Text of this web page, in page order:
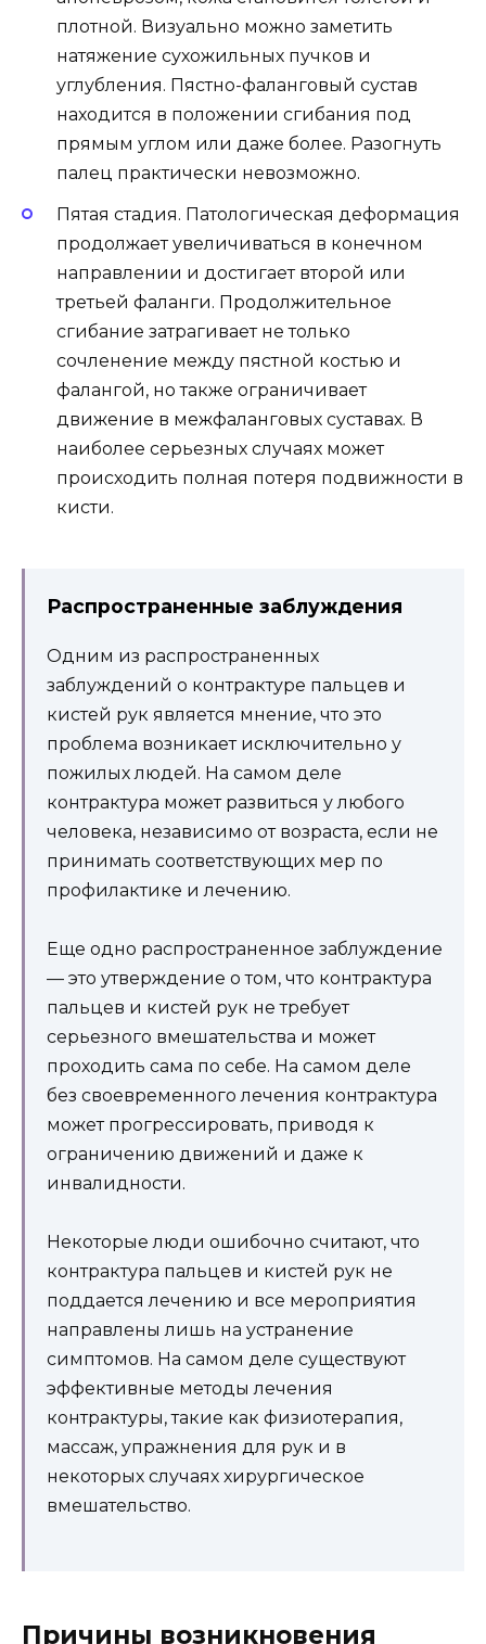
плотной. Визуально можно заметить
натяжение сухожильных пучков и
углубления. Пястно-фаланговый сустав
находится в положении сгибания под
прямым углом или даже более. Разогнуть
палец практически невозможно.
Пятая стадия. Патологическая деформация
продолжает увеличиваться в конечном
направлении и достигает второй или
третьей фаланги. Продолжительное
сгибание затрагивает не только
сочленение между пястной костью и
фалангой, но также ограничивает
движение в межфаланговых суставах. В
наиболее серьезных случаях может
происходить полная потеря подвижности в
кисти.
Распространенные заблуждения
Одним из распространенных
заблуждений о контрактуре пальцев и
кистей рук является мнение, что это
проблема возникает исключительно у
пожилых людей. На самом деле
контрактура может развиться у любого
человека, независимо от возраста, если не
принимать соответствующих мер по
профилактике и лечению.
Еще одно распространенное заблуждение
— это утверждение о том, что контрактура
пальцев и кистей рук не требует
серьезного вмешательства и может
проходить сама по себе. На самом деле
без своевременного лечения контрактура
может прогрессировать, приводя к
ограничению движений и даже к
инвалидности.
Некоторые люди ошибочно считают, что
контрактура пальцев и кистей рук не
поддается лечению и все мероприятия
направлены лишь на устранение
симптомов. На самом деле существуют
эффективные методы лечения
контрактуры, такие как физиотерапия,
массаж, упражнения для рук и в
некоторых случаях хирургическое
вмешательство.
Причины возникновения